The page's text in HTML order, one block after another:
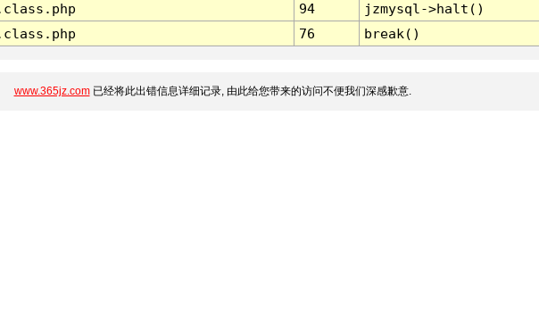
94
jzmysql->halt()
76 break()
www.365jz.com已经将此出错信息详细记录, 由此给您带来的访问不便我们深感歉意.